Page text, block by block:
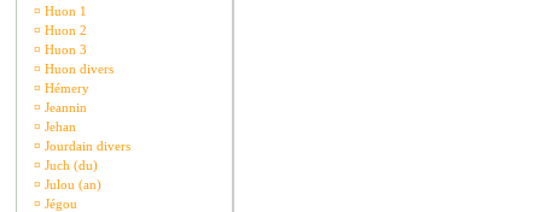
¤ Huon 1
¤ Huon 2
¤ Huon 3
¤ Huon divers
¤ Hémery
¤ Jeannin
¤ Jehan
¤ Jourdain divers
¤ Juch (du)
¤ Julou (an)
¤ Jégou